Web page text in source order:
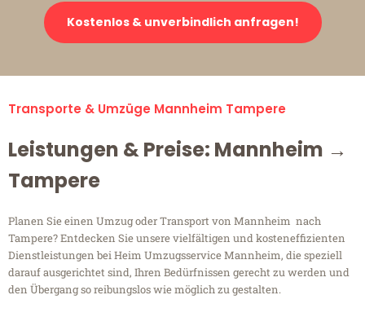
Kostenlos & unverbindlich anfragen!
Transporte & Umzüge Mannheim Tampere
Leistungen & Preise: Mannheim →
Tampere
Planen Sie einen Umzug oder Transport von Mannheim nach
Tampere? Entdecken Sie unsere vielfältigen und kosteneffizienten
Dienstleistungen bei Heim Umzugsservice Mannheim, die speziell
darauf ausgerichtet sind, Ihren Bedürfnissen gerecht zu werden und
den Übergang so reibungslos wie möglich zu gestalten.